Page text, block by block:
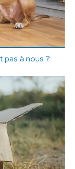
pas à nous ?